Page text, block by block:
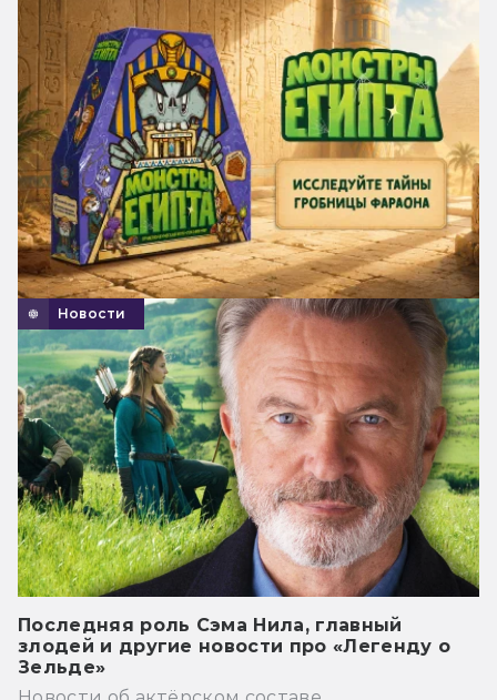
Новости
Последняя роль Сэма Нила, главный
злодей и другие новости про «Легенду о
Зельде»